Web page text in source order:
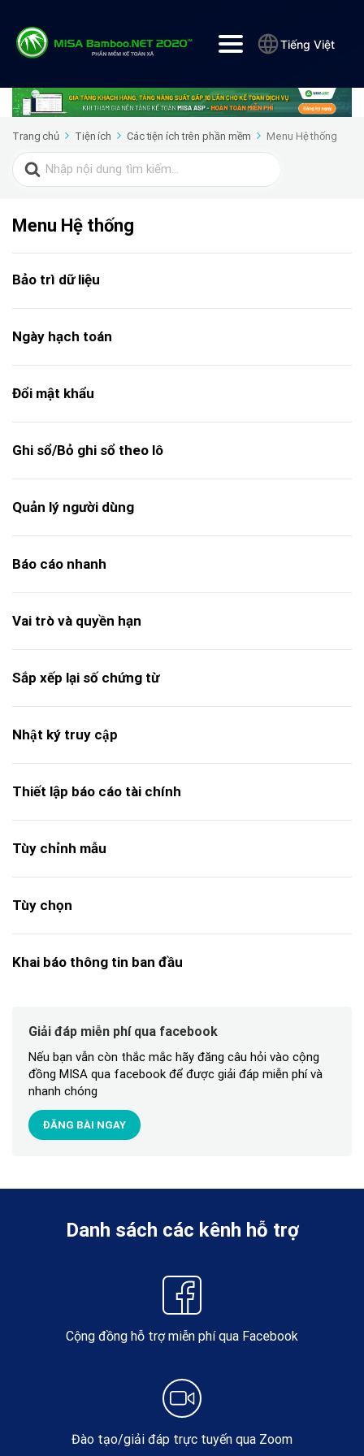
Tiếng Việt
Trang chủ Tiện ích Các tiện ích trên phần mềm Menu Hệ thống
Search
for:
Menu Hệ thống
Bảo trì dữ liệu
Ngày hạch toán
Đổi mật khẩu
Ghi sổ/Bỏ ghi sổ theo lô
Quản lý người dùng
Báo cáo nhanh
Vai trò và quyền hạn
Sắp xếp lại số chứng từ
Nhật ký truy cập
Thiết lập báo cáo tài chính
Tùy chỉnh mẫu
Tùy chọn
Khai báo thông tin ban đầu
Giải đáp miễn phí qua facebook
Nếu bạn vẫn còn thắc mắc hãy đăng câu hỏi vào cộng
đồng MISA qua facebook để được giải đáp miễn phí và
nhanh chóng
ĐĂNG BÀI NGAY
Danh sách các kênh hỗ trợ
Cộng đồng hỗ trợ miễn phí qua Facebook
Đào tạo/giải đáp trực tuyến qua Zoom